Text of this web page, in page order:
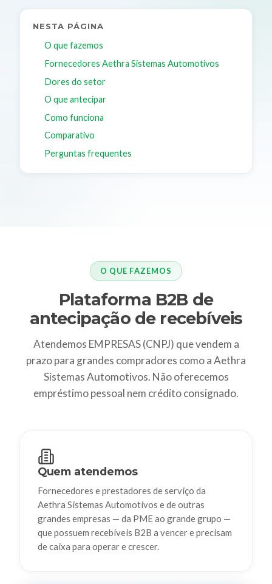
NESTA PÁGINA
O que fazemos
Fornecedores Aethra Sistemas Automotivos
Dores do setor
O que antecipar
Como funciona
Comparativo
Perguntas frequentes
O QUE FAZEMOS
Plataforma B2B de
antecipação de recebíveis
Atendemos EMPRESAS (CNPJ) que vendem a
prazo para grandes compradores como a Aethra
Sistemas Automotivos. Não oferecemos
empréstimo pessoal nem crédito consignado.
Quem atendemos
Fornecedores e prestadores de serviço da
Aethra Sistemas Automotivos e de outras
grandes empresas — da PME ao grande grupo —
que possuem recebíveis B2B a vencer e precisam
de caixa para operar e crescer.